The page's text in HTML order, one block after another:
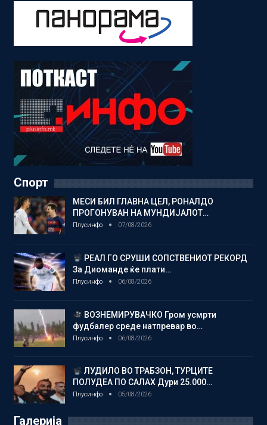
Спорт
МЕСИ БИЛ ГЛАВНА ЦЕЛ, РОНАЛДО
ПРОГОНУВАН НА МУНДИЈАЛОТ…
Плусинфо 07/08/2026
РЕАЛ ГО СРУШИ СОПСТВЕНИОТ РЕКОРД
За Диоманде ќе плати…
Плусинфо 06/08/2026
ВОЗНЕМИРУВАЧКО Гром усмрти
фудбалер среде натпревар во…
Плусинфо 06/08/2026
ЛУДИЛО ВО ТРАБЗОН, ТУРЦИТЕ
ПОЛУДЕА ПО САЛАХ Дури 25.000…
Плусинфо 05/08/2026
Галерија